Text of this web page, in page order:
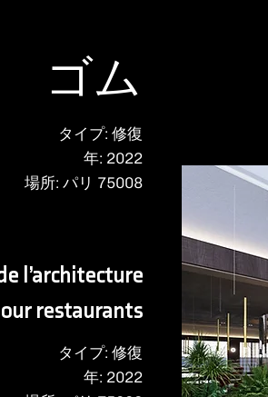
ゴム
タイプ: 修復
年: 2022
場所: パリ 75008
l’architecture
restaurants
タイプ: 修復
年: 2022